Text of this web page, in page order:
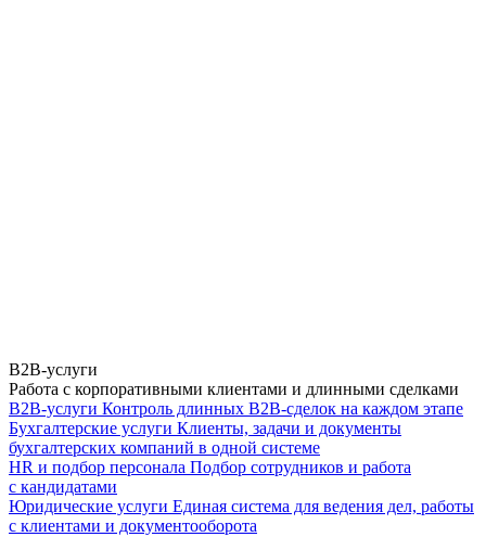
B2B-услуги
Работа с корпоративными клиентами и длинными сделками
B2B-услуги Контроль длинных B2B-сделок на каждом этапе
Бухгалтерские услуги Клиенты, задачи и документы
бухгалтерских компаний в одной системе
HR и подбор персонала Подбор сотрудников и работа
с кандидатами
Юридические услуги Единая система для ведения дел, работы
с клиентами и документооборота